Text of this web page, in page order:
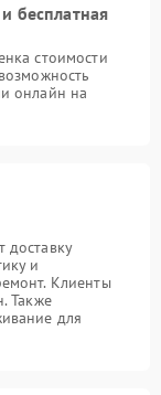
бесплатная
стоимости
онлайн на
доставку
и
Клиенты
Также
для